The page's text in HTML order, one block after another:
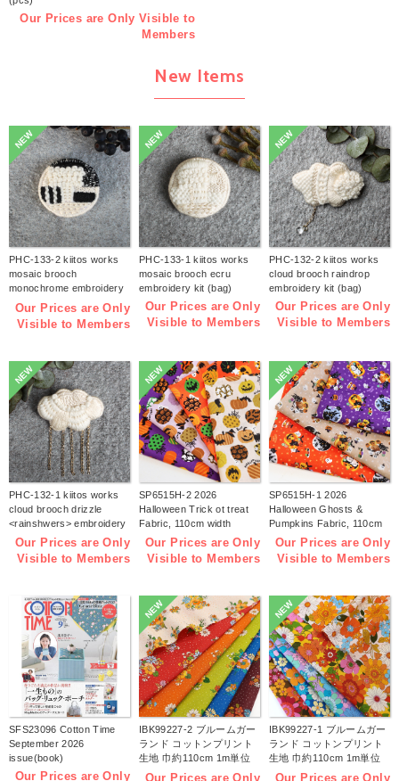
Our Prices are Only Visible to
Members
New Items
NEW
PHC-133-2 kiitos works
mosaic brooch
monochrome embroidery
kit (bag)
Our Prices are Only
Visible to Members
NEW
PHC-133-1 kiitos works
mosaic brooch ecru
embroidery kit (bag)
Our Prices are Only
Visible to Members
NEW
PHC-132-2 kiitos works
cloud brooch raindrop
embroidery kit (bag)
Our Prices are Only
Visible to Members
NEW
PHC-132-1 kiitos works
cloud brooch drizzle
<rainshwers> embroidery
kit (bag)
Our Prices are Only
Visible to Members
NEW
SP6515H-2 2026
Halloween Trick ot treat
Fabric, 110cm width
1m/unit(m)
Our Prices are Only
Visible to Members
NEW
SP6515H-1 2026
Halloween Ghosts &
Pumpkins Fabric, 110cm
width 1m/unit(m)
Our Prices are Only
Visible to Members
SFS23096 Cotton Time
September 2026
issue(book)
Our Prices are Only
NEW
IBK99227-2 ブルームガー
ランド コットンプリント
生地 巾約110cm 1m単位
(m)
Our Prices are Only
NEW
IBK99227-1 ブルームガー
ランド コットンプリント
生地 巾約110cm 1m単位
(m)
Our Prices are Only